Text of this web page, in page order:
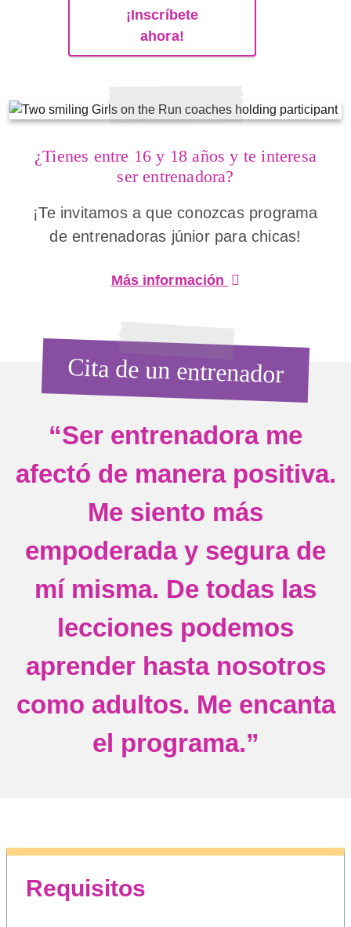
¡Inscríbete
ahora!
¿Tienes entre 16 y 18 años y te interesa
ser entrenadora?
¡Te invitamos a que conozcas programa
de entrenadoras júnior para chicas!
Más información
Cita de un entrenador
“Ser entrenadora me
afectó de manera positiva.
Me siento más
empoderada y segura de
mí misma. De todas las
lecciones podemos
aprender hasta nosotros
como adultos. Me encanta
el programa.”
Requisitos